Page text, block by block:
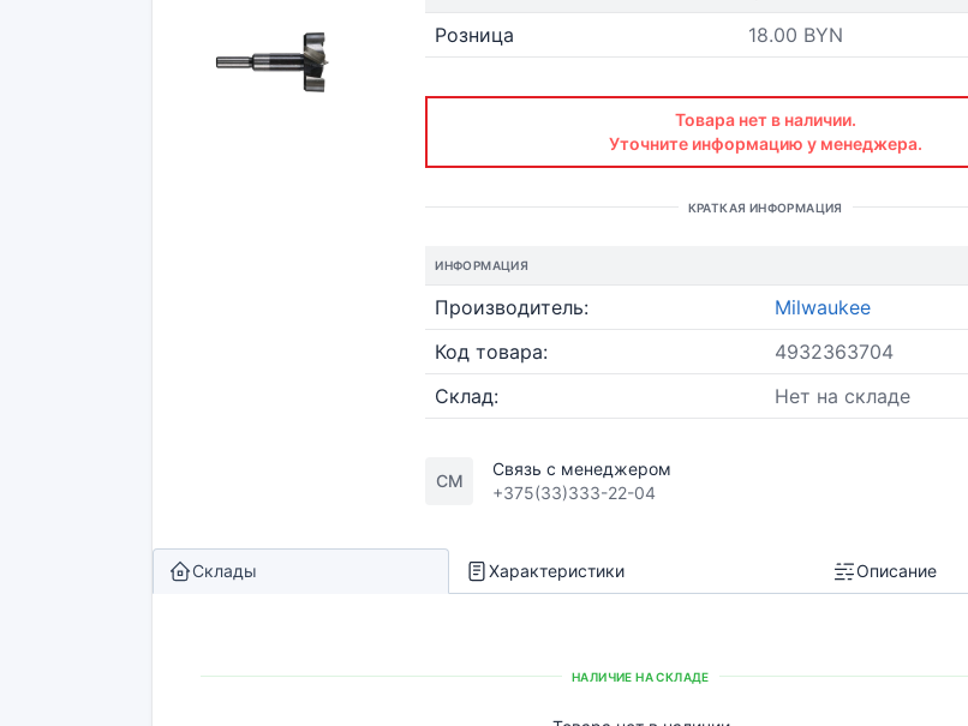
Розница 18.00 BYN
Товара нет в наличии.
Уточните информацию у менеджера.
КРАТКАЯ ИНФОРМАЦИЯ
ИНФОРМАЦИЯ
Производитель:
Milwaukee
Код товара:
4932363704
Склад:
Нет на складе
СМ
Связь с менеджером
+375(33)333-22-04
Склады Характеристики Описание
НАЛИЧИЕ НА СКЛАДЕ